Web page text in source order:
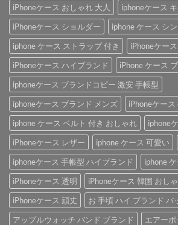
iPhoneケース おしゃれ 大人
iphoneケース
iPhoneケース ショルダー
iphone ケース シ
iphone ケース ストラップ 付き
iPhoneケー
iPhoneケース ハイブランド
iPhone ケース
iphoneケース ブランドコピー 激安 手帳型
iphoneケース ブランド メンズ
iPhoneケース
iphone ケース ベルト 付き おしゃれ
iphone
iPhoneケース レザー
iphone ケース 可愛い
iphoneケース 手帳型 ハイブランド
iphone
iPhoneケース 透明
iPhoneケース 韓国 おし
iPhoneケース 頑丈
お 手頃 ハイ ブランド バ
アップルウォッチ バンド ブランド
エアー